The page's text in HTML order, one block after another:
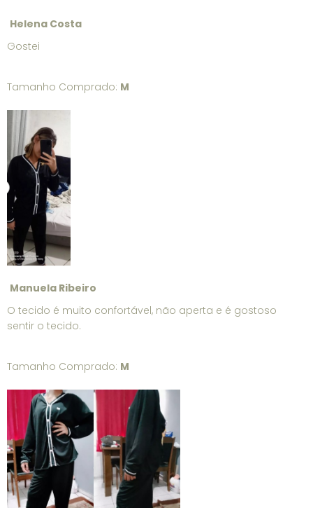
Helena Costa
Gostei
Tamanho Comprado: M
Manuela Ribeiro
O tecido é muito confortável, não aperta e é gostoso
sentir o tecido.
Tamanho Comprado: M